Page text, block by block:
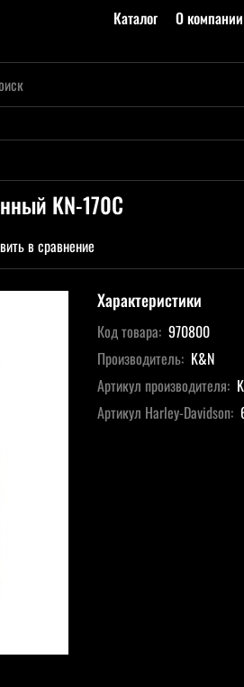
Каталог О компании
KN-170C
в сравнение
Характеристики
Код товара: 970800
Производитель: K&N
Артикул производителя:
Артикул Harley-Davidson: